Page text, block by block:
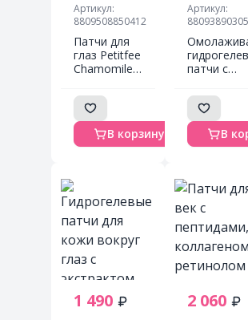
Артикул:
8809508850412
Патчи для
глаз Petitfee
Chamomile
Hydrogel Eye
Patch
Успокаивающие
гидрогелевые
патчи для
В корзину
Артикул:
патчи с
коллагеном
BeauuGreen
Collagen
Gold
Hydrogel
В
1 490 2 060